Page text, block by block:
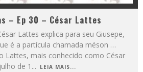
– Ep 30 – César Lattes
Lattes explica para seu Giusepe,
é a partícula chamada méson …
Lattes, mais conhecido como César
de 1 ... LEIA MAIS...